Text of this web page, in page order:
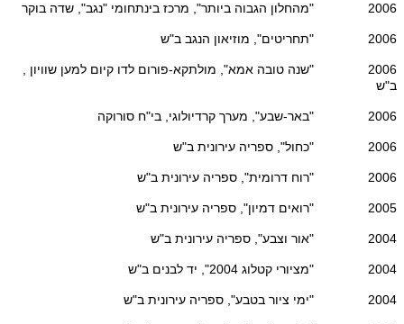
2006 "מהחלון הגבוה ביותר", מרכז בינתחומי "נגב", שדה בוקר
2006 "תחריטים", מוזיאון הנגב ב"ש
2006 "שנה טובה אמא", מולתקא-פורום לדו קיום למען שוויון ,
ב"ש
2006 "באר-שבע", מערך קרדיולוגי, בי"ח סורוקה
2006 "כחול", ספריה עירונית ב"ש
2006 "רוח דרומית", ספריה עירונית ב"ש
2005 "רואים דמיון", ספריה עירונית ב"ש
2004 "אור וצבע", ספריה עירונית ב"ש
2004 "מציורי קטלוג 2004", יד לבנים ב"ש
2004 "ימי ציור בטבע", ספריה עירונית ב"ש